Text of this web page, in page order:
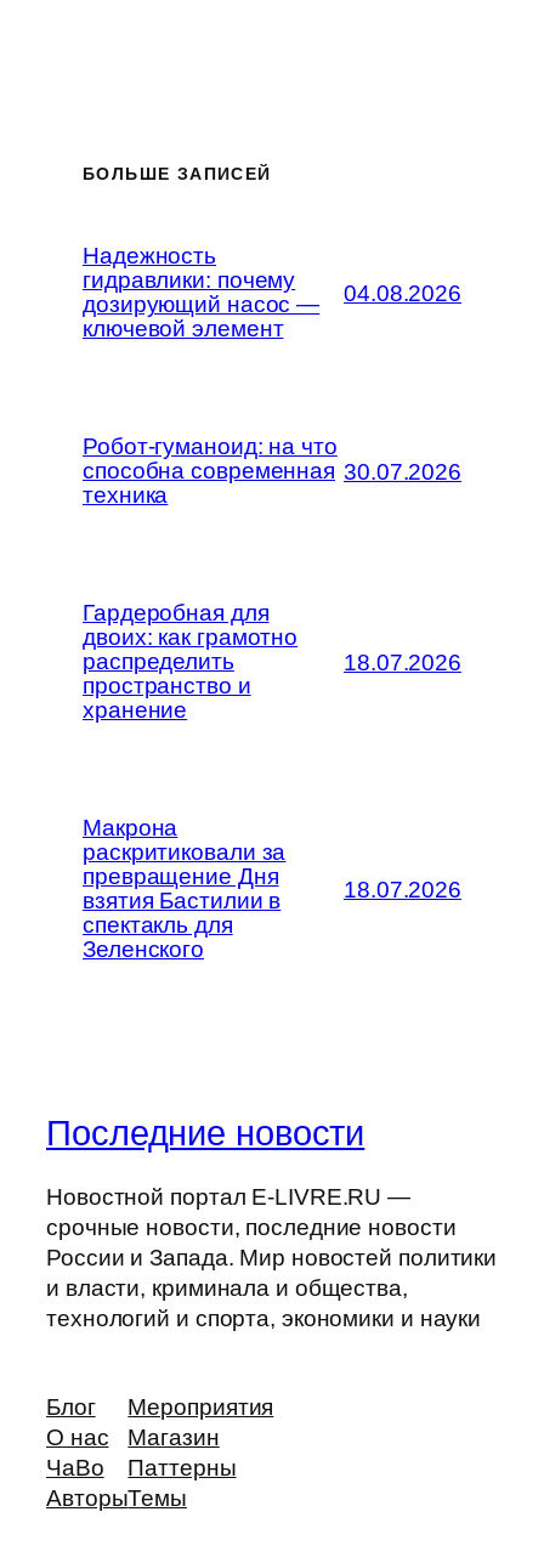
БОЛЬШЕ ЗАПИСЕЙ
Надежность
гидравлики: почему
дозирующий насос —
ключевой элемент
04.08.2026
Робот-гуманоид: на что
способна современная
техника
30.07.2026
Гардеробная для
двоих: как грамотно
распределить
пространство и
хранение
18.07.2026
Макрона
раскритиковали за
превращение Дня
взятия Бастилии в
спектакль для
Зеленского
18.07.2026
Последние новости
Новостной портал E-LIVRE.RU —
срочные новости, последние новости
России и Запада. Мир новостей политики
и власти, криминала и общества,
технологий и спорта, экономики и науки
Блог
О нас
ЧаВо
Авторы
Мероприятия
Магазин
Паттерны
Темы